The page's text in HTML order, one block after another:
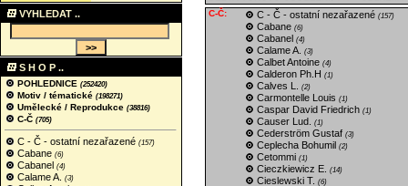
VYHLEDAT ..
S H O P ..
POHLEDNICE (252420)
Motiv / tématické (198271)
Umělecké / Reprodukce (38816)
C-Č (705)
C - Č - ostatní nezařazené (157)
Cabane (6)
Cabanel (4)
Calame A. (3)
C-Č:
C - Č - ostatní nezařazené (157)
Cabane (6)
Cabanel (4)
Calame A. (3)
Calbet Antoine (4)
Calderon Ph.H (1)
Calves L. (2)
Carmontelle Louis (1)
Caspar David Friedrich (1)
Causer Lud. (1)
Cederström Gustaf (3)
Ceplecha Bohumil (2)
Cetommi (1)
Cieczkiewicz E. (14)
Cieslewski T. (6)